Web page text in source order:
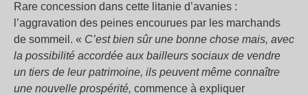
Rare concession dans cette litanie d’avanies :
l’aggravation des peines encourues par les marchands
de sommeil. « C’est bien sûr une bonne chose mais, avec
la possibilité accordée aux bailleurs sociaux de vendre
un tiers de leur patrimoine, ils peuvent même connaître
une nouvelle prospérité, commence à expliquer